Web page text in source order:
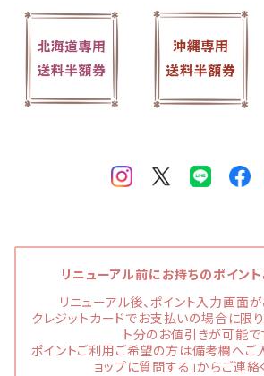
リニューアル前にお持ちのポイン
リニューアル後、ポイント入力画面が
クレジットカードでお支払いの場合に限
ト分のお値引きが可能で
ポイントご利用ご希望の方は備考欄へご
ョップに質問する」からご連絡